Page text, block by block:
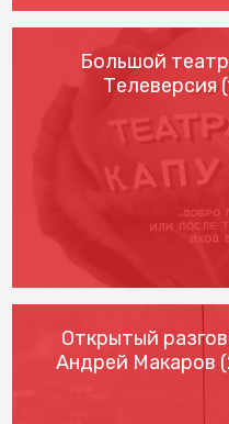
Большой
Телеверсия
Открытый
Андрей Макаров